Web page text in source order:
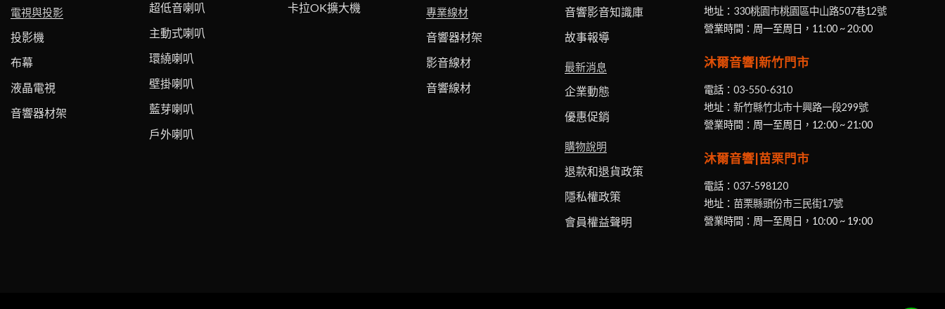
電視與投影
投影機
布幕
液晶電視
音響器材架
超低音喇叭
主動式喇叭
環繞喇叭
壁掛喇叭
藍芽喇叭
戶外喇叭
卡拉OK擴大機
專業線材
音響器材架
影音線材
音響線材
音響影音知識庫
故事報導
最新消息
企業動態
優惠促銷
購物說明
退款和退貨政策
隱私權政策
會員權益聲明
地址： 330桃園市桃園區中山路507巷12號
營業時間：周一至周日，11:00 ~ 20:00
沐爾音響|新竹門市
電話： 03-550-6310
地址： 新竹縣竹北市十興路一段299號
營業時間：周一至周日，12:00 ~ 21:00
沐爾音響|苗栗門市
電話： 037-598120
地址： 苗栗縣頭份市三民街17號
營業時間：周一至周日，10:00 ~ 19:00